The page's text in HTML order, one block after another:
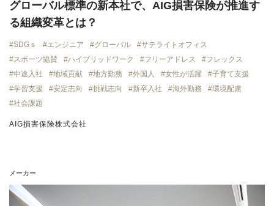
グローバル標準の新本社で、AIG損害保険が推進す
る組織変革とは？
SDGｓ エンジニア グローバル
サテライトオフィス
スポーツ協賛
ハイブリッドワーク フリーアドレス
フレックス
中途入社
地域貢献 地方勤務 外国人 女性が活躍
子育て支援
学習支援
安定志向 挑戦志向 新卒入社 海外勤務
環境配慮
社会課題
AIG損害保険株式会社
メーカー